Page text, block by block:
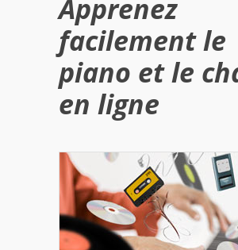
Apprenez
facilement le
piano et le
en ligne